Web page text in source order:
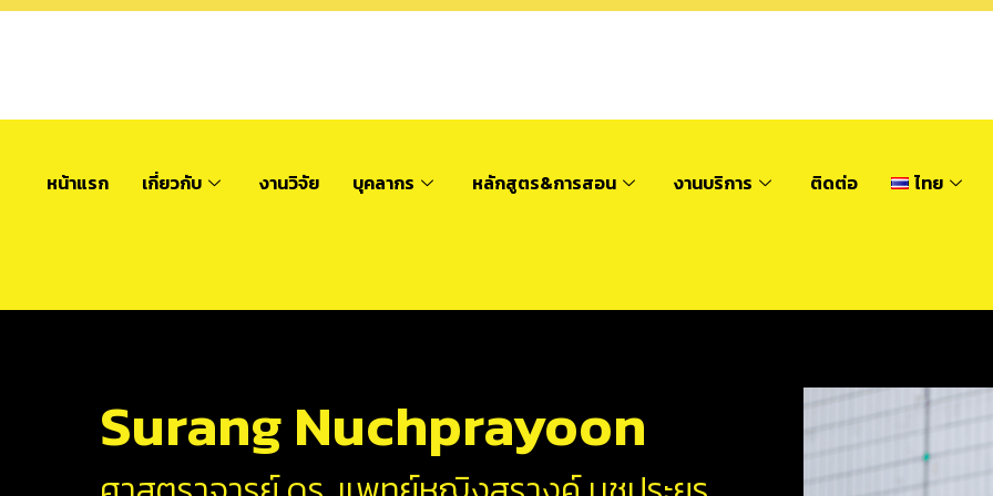
หน้าแรก เกี่ยวกับ งานวิจัย บุคลากร หลักสูตร&การสอน งานบริการ ติดต่อ ไทย
Surang Nuchprayoon